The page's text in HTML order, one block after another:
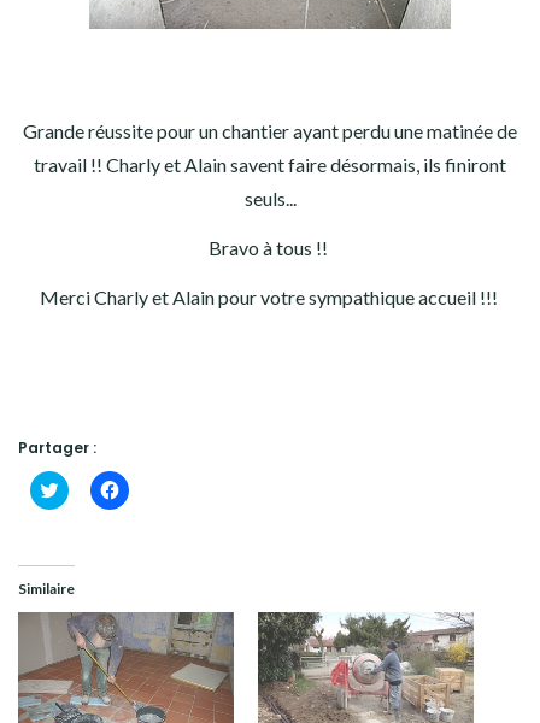
Grande réussite pour un chantier ayant perdu une matinée de
travail !! Charly et Alain savent faire désormais, ils finiront
seuls...
Bravo à tous !!
Merci Charly et Alain pour votre sympathique accueil !!!
Partager :
Cliquez
pour
dans
nouvelle
fenêtre)
Cliquez
pour
fenêtre)
Similaire